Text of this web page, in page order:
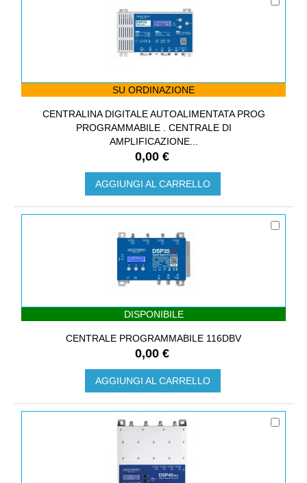
SU ORDINAZIONE
CENTRALINA DIGITALE AUTOALIMENTATA PROG
PROGRAMMABILE . CENTRALE DI
AMPLIFICAZIONE...
0,00 €
AGGIUNGI AL CARRELLO
DISPONIBILE
CENTRALE PROGRAMMABILE 116DBV
0,00 €
AGGIUNGI AL CARRELLO